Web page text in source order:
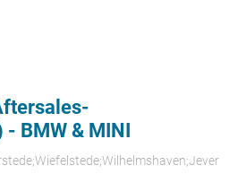
BMW & MINI